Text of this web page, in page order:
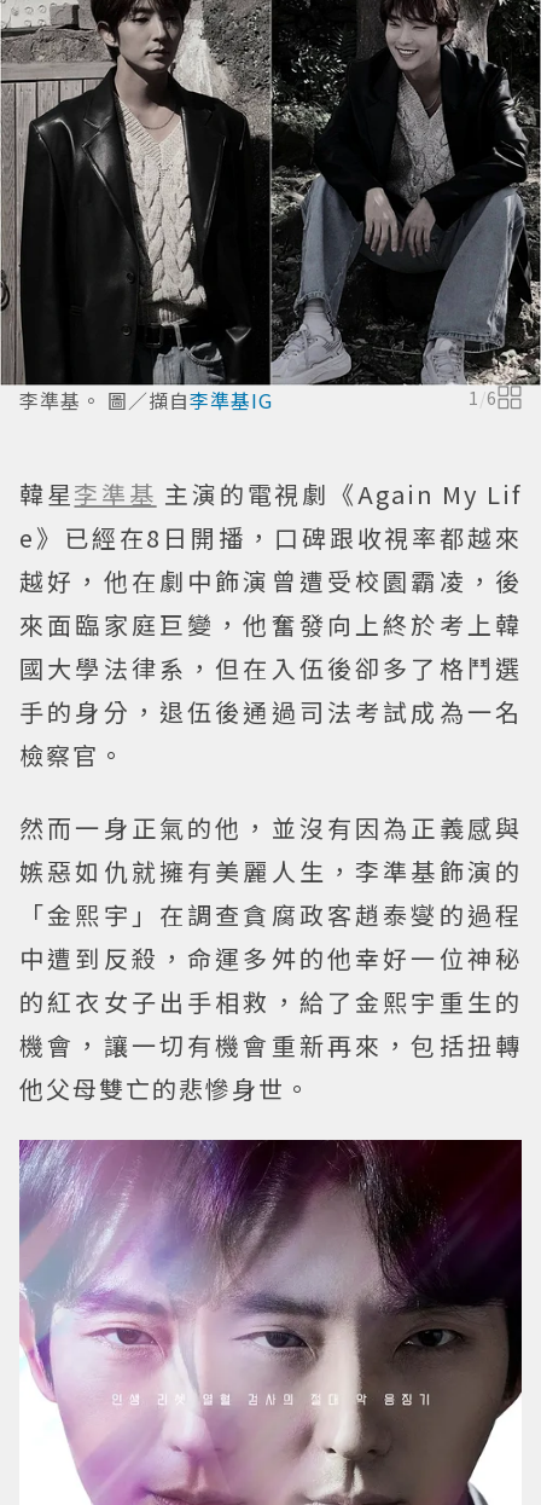
李準基。 圖／擷自李準基IG 1/6
韓星李準基 主演的電視劇《Again My Lif
e》已經在8日開播，口碑跟收視率都越來
越好，他在劇中飾演曾遭受校園霸凌，後
來面臨家庭巨變，他奮發向上終於考上韓
國大學法律系，但在入伍後卻多了格鬥選
手的身分，退伍後通過司法考試成為一名
檢察官。
然而一身正氣的他，並沒有因為正義感與
嫉惡如仇就擁有美麗人生，李準基飾演的
「金熙宇」在調查貪腐政客趙泰燮的過程
中遭到反殺，命運多舛的他幸好一位神秘
的紅衣女子出手相救，給了金熙宇重生的
機會，讓一切有機會重新再來，包括扭轉
他父母雙亡的悲慘身世。